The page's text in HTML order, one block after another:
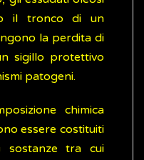
il tronco di un
la perdita di
sigillo protettivo
patogeni.
chimica
essere costituiti
sostanze tra cui